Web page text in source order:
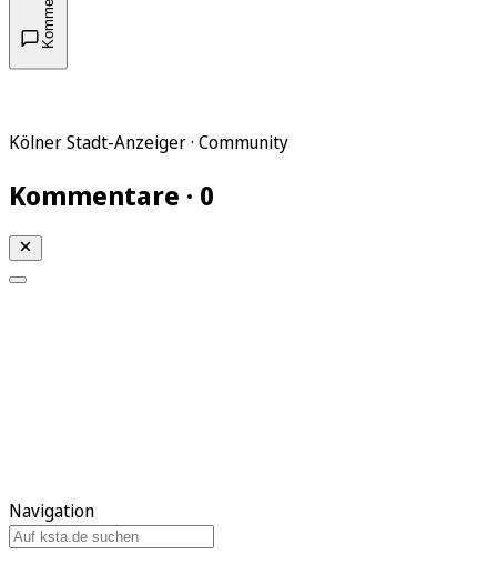
Kölner Stadt-Anzeiger · Community
Kommentare · 0
Navigation